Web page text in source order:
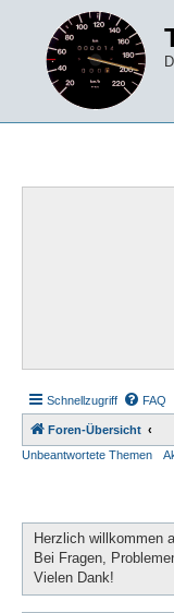
Schnellzugriff FAQ
Foren-Übersicht
Unbeantwortete Themen
Herzlich willkommen
Bei Fragen,
Vielen Dank!